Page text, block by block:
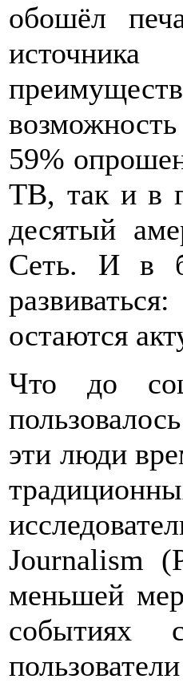
обошёл
59%
ТВ, так и в
десятый
Сеть. И в
остаются
Что до
эти люди
Journalism
меньшей
событиях